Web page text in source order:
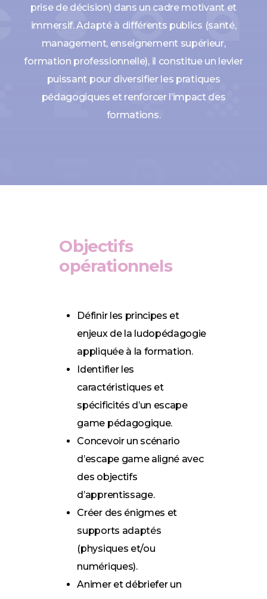
prise de décision) dans un cadre motivant et
immersif. Adapté à différents publics (santé,
management, enseignement supérieur,
formation professionnelle), il constitue un levier
puissant pour diversifier les pratiques
pédagogiques et renforcer l’impact des
formations.
Objectifs
opérationnels
Définir les principes et
enjeux de la ludopédagogie
appliquée à la formation.
Identifier les
caractéristiques et
spécificités d’un escape
game pédagogique.
Concevoir un scénario
d’escape game aligné avec
des objectifs
d’apprentissage.
Créer des énigmes et
supports adaptés
(physiques et/ou
numériques).
Animer et débriefer un